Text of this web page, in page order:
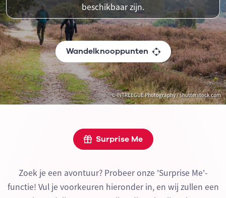
© INTREEGUE Photography / shutterstock.com
beschikbaar zijn.
Wandelknooppunten
Surprise Me
Zoek je een avontuur? Probeer onze 'Surprise Me'-
functie! Vul je voorkeuren hieronder in, en wij zullen een